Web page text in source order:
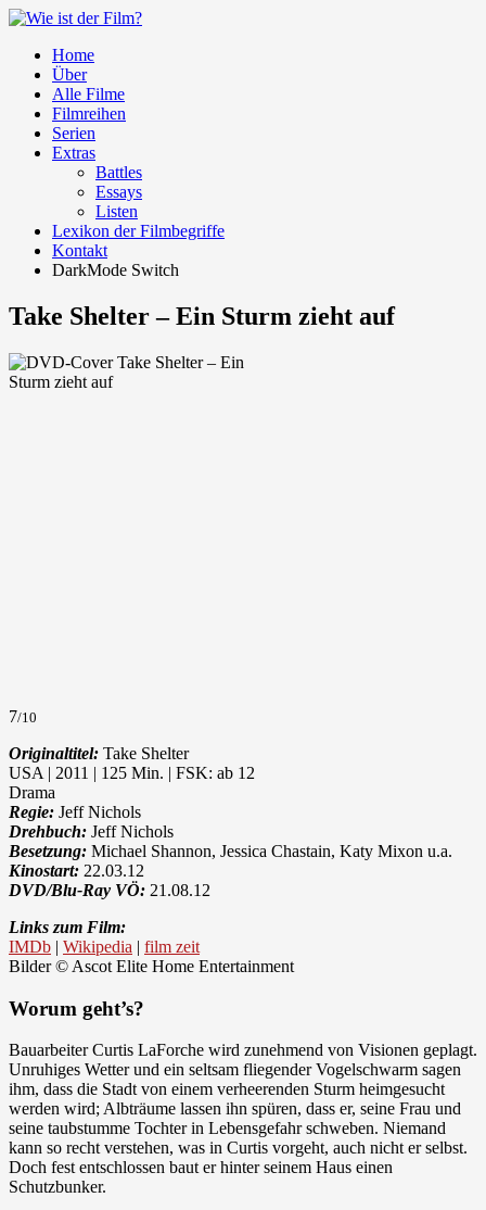
Home
Über
Alle Filme
Filmreihen
Serien
Extras
Battles
Essays
Listen
Lexikon der Filmbegriffe
Kontakt
DarkMode Switch
Take Shelter – Ein Sturm zieht auf
7/10
Originaltitel: Take Shelter
USA | 2011 | 125 Min. | FSK: ab 12
Drama
Regie: Jeff Nichols
Drehbuch: Jeff Nichols
Besetzung: Michael Shannon, Jessica Chastain, Katy Mixon u.a.
Kinostart: 22.03.12
DVD/Blu-Ray VÖ: 21.08.12
Links zum Film:
IMDb | Wikipedia | film zeit
Bilder © Ascot Elite Home Entertainment
Worum geht’s?
Bauarbeiter Curtis LaForche wird zunehmend von Visionen geplagt.
Unruhiges Wetter und ein seltsam fliegender Vogelschwarm sagen
ihm, dass die Stadt von einem verheerenden Sturm heimgesucht
werden wird; Albträume lassen ihn spüren, dass er, seine Frau und
seine taubstumme Tochter in Lebensgefahr schweben. Niemand
kann so recht verstehen, was in Curtis vorgeht, auch nicht er selbst.
Doch fest entschlossen baut er hinter seinem Haus einen
Schutzbunker.